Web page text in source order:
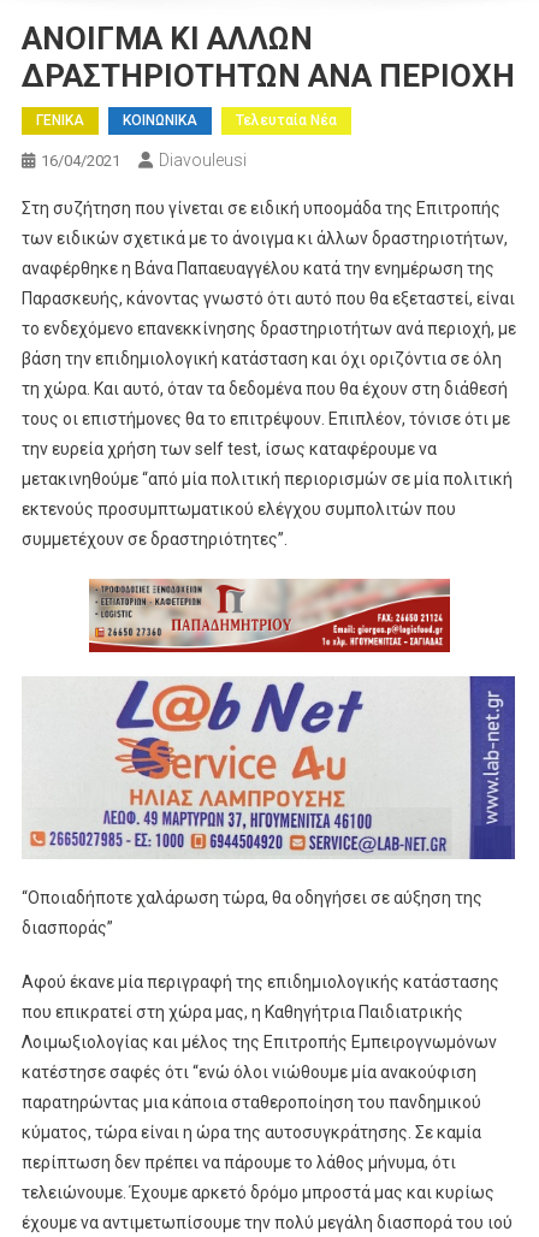
ΑΝΟΙΓΜΑ ΚΙ ΑΛΛΩΝ
ΔΡΑΣΤΗΡΙΟΤΗΤΩΝ ΑΝΑ ΠΕΡΙΟΧΗ
ΓΕΝΙΚΑ ΚΟΙΝΩΝΙΚΑ Τελευταία Νέα
16/04/2021 Diavouleusi
Στη συζήτηση που γίνεται σε ειδική υποομάδα της Επιτροπής
των ειδικών σχετικά με το άνοιγμα κι άλλων δραστηριοτήτων,
αναφέρθηκε η Βάνα Παπαευαγγέλου κατά την ενημέρωση της
Παρασκευής, κάνοντας γνωστό ότι αυτό που θα εξεταστεί, είναι
το ενδεχόμενο επανεκκίνησης δραστηριοτήτων ανά περιοχή, με
βάση την επιδημιολογική κατάσταση και όχι οριζόντια σε όλη
τη χώρα. Και αυτό, όταν τα δεδομένα που θα έχουν στη διάθεσή
τους οι επιστήμονες θα το επιτρέψουν. Επιπλέον, τόνισε ότι με
την ευρεία χρήση των self test, ίσως καταφέρουμε να
μετακινηθούμε “από μία πολιτική περιορισμών σε μία πολιτική
εκτενούς προσυμπτωματικού ελέγχου συμπολιτών που
συμμετέχουν σε δραστηριότητες”.
“Οποιαδήποτε χαλάρωση τώρα, θα οδηγήσει σε αύξηση της
διασποράς”
Αφού έκανε μία περιγραφή της επιδημιολογικής κατάστασης
που επικρατεί στη χώρα μας, η Καθηγήτρια Παιδιατρικής
Λοιμωξιολογίας και μέλος της Επιτροπής Εμπειρογνωμόνων
κατέστησε σαφές ότι “ενώ όλοι νιώθουμε μία ανακούφιση
παρατηρώντας μια κάποια σταθεροποίηση του πανδημικού
κύματος, τώρα είναι η ώρα της αυτοσυγκράτησης. Σε καμία
περίπτωση δεν πρέπει να πάρουμε το λάθος μήνυμα, ότι
τελειώνουμε. Έχουμε αρκετό δρόμο μπροστά μας και κυρίως
έχουμε να αντιμετωπίσουμε την πολύ μεγάλη διασπορά του ιού